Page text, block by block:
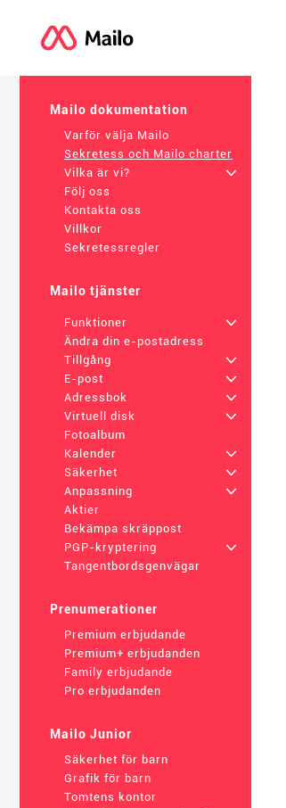
Mailo dokumentation
Varför välja Mailo
Sekretess och Mailo charter
Vilka är vi?
+
Följ oss
Kontakta oss
Villkor
Sekretessregler
Mailo tjänster
Funktioner
+
Ändra din e-postadress
Tillgång
+
E-post
+
Adressbok
+
Virtuell disk
+
Fotoalbum
Kalender
+
Säkerhet
+
Anpassning
+
Aktier
Bekämpa skräppost
PGP-kryptering
+
Tangentbordsgenvägar
Prenumerationer
Premium erbjudande
Premium+ erbjudanden
Family erbjudande
Pro erbjudanden
Mailo Junior
Säkerhet för barn
Grafik för barn
Tomtens kontor